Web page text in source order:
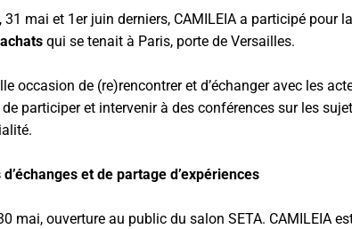
31 mai et 1er juin derniers, CAMILEIA a participé pour
qui se tenait à Paris, porte de Versailles.
occasion de (re)rencontrer et d’échanger avec les
participer et intervenir à des conférences sur les
et de partage d’expériences
mai, ouverture au public du salon SETA. CAMILEIA